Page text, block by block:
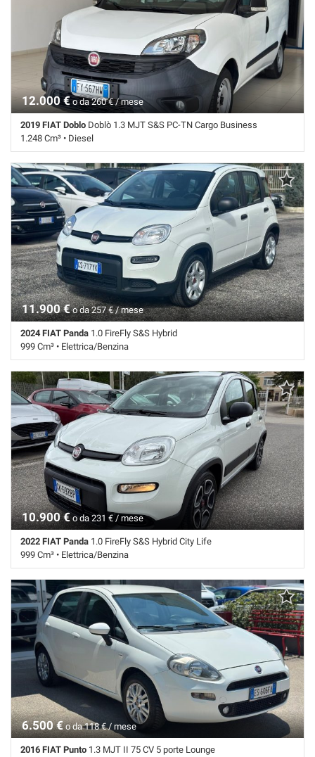
ESP • Fendinebbia • Frenata d'emergenza assistita • Immobilizzatore
elettronico • Sensore di luce • Sensore di pioggia • Sensori di
parcheggio posteriori • Servosterzo • Navigatore satellitare
12.000 €o da 260 € / mese
2019 FIAT Doblo Doblò 1.3 MJT S&S PC-TN Cargo Business
1.248 Cm³ • Diesel
100.700 Km • Cambio Manuale (5) • Bianco pastello • 4 Porte • ABS •
Airbag • Chiusura centralizzata • Climatizzatore • Controllo trazione •
ESP • Immobilizzatore elettronico • Servosterzo
11.900 €o da 257 € / mese
2024 FIAT Panda 1.0 FireFly S&S Hybrid
999 Cm³ • Elettrica/Benzina
11.563 Km • Cambio Manuale (6) • Bianco pastello • 5 Porte • ABS •
Airbag • Airbag Passeggero • Airbag testa • Antifurto • Chiusura
centralizzata • Climatizzatore • Controllo trazione • ESP •
Immobilizzatore elettronico • Servosterzo
10.900 € o da 231 € / mese
2022 FIAT Panda 1.0 FireFly S&S Hybrid City Life
999 Cm³ • Elettrica/Benzina
48.000 Km • Cambio Manuale (6) • Bianco pastello • 5 Porte • ABS •
Airbag • Airbag Passeggero • Airbag testa • Antifurto • Autoradio •
Autoradio digitale • Bluetooth • Chiusura centralizzata • Climatizzatore
• Controllo trazione • ESP • Immobilizzatore elettronico • Servosterzo
6.500 €o da 118 € / mese
2016 FIAT Punto 1.3 MJT II 75 CV 5 porte Lounge